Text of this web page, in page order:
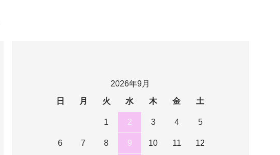
2026年9月
日
月 火 水 木 金 土
1 2 3 4 5
6 7 8 9 10 11 12